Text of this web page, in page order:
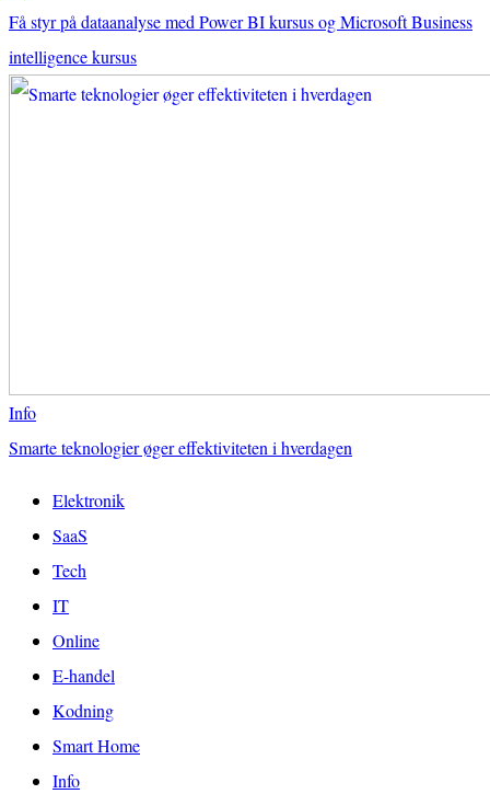
Få styr på dataanalyse med Power BI kursus og Microsoft Business
intelligence kursus
Info
Smarte teknologier øger effektiviteten i hverdagen
Elektronik
SaaS
Tech
IT
Online
E-handel
Kodning
Smart Home
Info